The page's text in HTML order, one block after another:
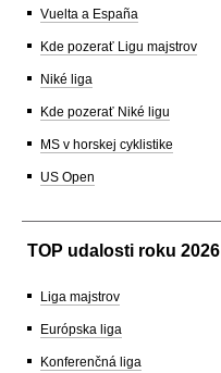
Vuelta a España
Kde pozerať Ligu majstrov
Niké liga
Kde pozerať Niké ligu
MS v horskej cyklistike
US Open
TOP udalosti roku 2026
Liga majstrov
Európska liga
Konferenčná liga